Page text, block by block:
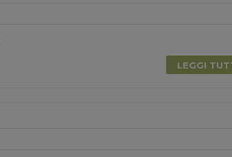
LEGGI